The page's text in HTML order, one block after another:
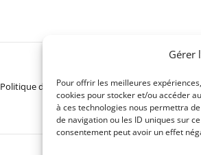
Gérer
Pour offrir les meilleures
cookies pour stocker et/ou accéder
à ces technologies nous permettra
de navigation ou les ID uniques sur
consentement peut avoir un effet
Politique de confidentialité